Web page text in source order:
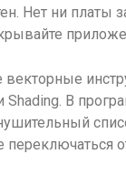
Нет ни платы
В